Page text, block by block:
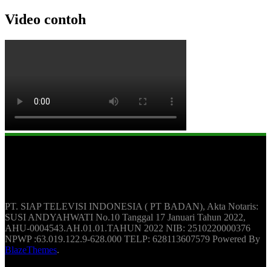
Video contoh
PT. SIAP TELEVISI INDONESIA ( PT BADAN), Akta Notaris:
SUSI ANDYAHWATI No.10 Tanggal 17 Januari Tahun 2022,
AHU-0004543.AH.01.01.TAHUN 2022 NIB: 2510220000376
NPWP :63.019.122.9-628.000 TELP: 628113607579 Powered By
BlazeThemes.